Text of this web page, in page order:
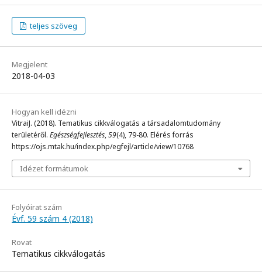
teljes szöveg
Megjelent
2018-04-03
Hogyan kell idézni
VitraiJ. (2018). Tematikus cikkválogatás a társadalomtudomány
területéről. Egészségfejlesztés,59(4), 79-80. Elérés forrás
https://ojs.mtak.hu/index.php/egfejl/article/view/10768
Idézet formátumok
Folyóirat szám
Évf. 59 szám 4 (2018)
Rovat
Tematikus cikkválogatás